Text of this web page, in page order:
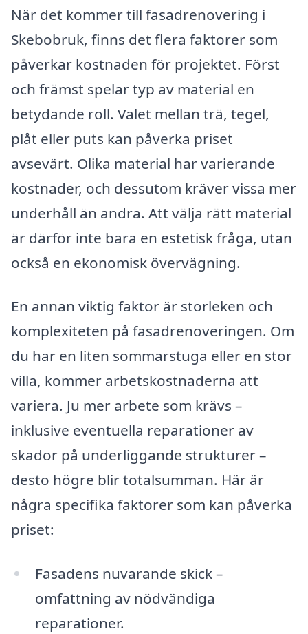
När det kommer till fasadrenovering i
Skebobruk, finns det flera faktorer som
påverkar kostnaden för projektet. Först
och främst spelar typ av material en
betydande roll. Valet mellan trä, tegel,
plåt eller puts kan påverka priset
avsevärt. Olika material har varierande
kostnader, och dessutom kräver vissa mer
underhåll än andra. Att välja rätt material
är därför inte bara en estetisk fråga, utan
också en ekonomisk övervägning.
En annan viktig faktor är storleken och
komplexiteten på fasadrenoveringen. Om
du har en liten sommarstuga eller en stor
villa, kommer arbetskostnaderna att
variera. Ju mer arbete som krävs –
inklusive eventuella reparationer av
skador på underliggande strukturer –
desto högre blir totalsumman. Här är
några specifika faktorer som kan påverka
priset:
Fasadens nuvarande skick –
omfattning av nödvändiga
reparationer.